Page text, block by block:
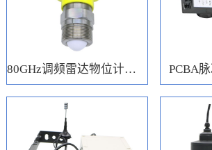
80GHz调频雷达物位计（RBRD71） PCBA